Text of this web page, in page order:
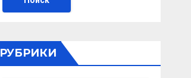
РУБРИКИ